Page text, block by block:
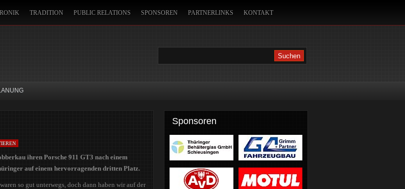
TRADITION PUBLIC RELATIONS SPONSOREN PARTNERLINKS KONTAKT
ihren Porsche 911 GT3 nach einem
auf einem hervorragenden dritten Platz.
so gut unterwegs, doch dann haben wir auf der
Sponsoren